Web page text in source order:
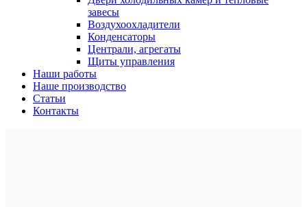
завесы
Воздухоохладители
Конденсаторы
Централи, агрегаты
Щиты управления
Наши работы
Наше производство
Статьи
Контакты